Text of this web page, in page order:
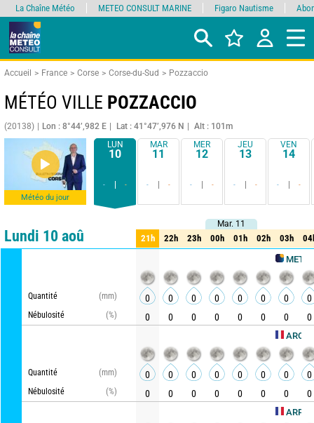
Accueil France Corse Corse-du-Sud Pozzaccio
MÉTÉO VILLE POZZACCIO
(20138) Lon : 8°44’,982 E Lat : 41°47’,976 N Alt : 101m
Météo du jour
LUN
10
- -
MAR
11
- -
MER
12
- -
JEU
13
- -
VEN
14
- -
Comparateur détaillé synthétique
Lundi 10 aoû
METEO
Quantité
(mm)
Nébulosité
(%)
AROME HD
Quantité
(mm)
Nébulosité
(%)
ARPEGE
Mar. 11
21h 22h 23h 00h 01h 02h 03h
Mar. 11
21h 22h 23h 00h 01h 02h 03h
0 0 0 0 0 0 0
0
0
0 0 0 0 0 0 0
0 0 0 0 0 0 0
0
0
0 0 0 0 0 0 0
La Chaîne Météo METEO CONSULT MARINE Figaro Nautisme